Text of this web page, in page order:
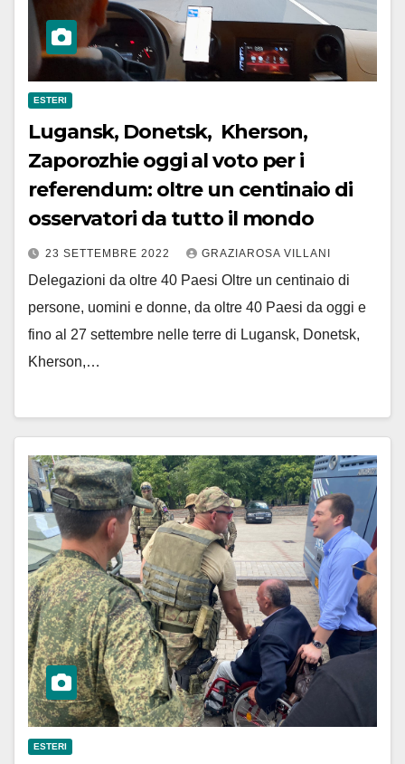
ESTERI
Lugansk, Donetsk, Kherson,
Zaporozhie oggi al voto per i
referendum: oltre un centinaio di
osservatori da tutto il mondo
23 SETTEMBRE 2022 GRAZIAROSA VILLANI
Delegazioni da oltre 40 Paesi Oltre un centinaio di
persone, uomini e donne, da oltre 40 Paesi da oggi e
fino al 27 settembre nelle terre di Lugansk, Donetsk,
Kherson,…
ESTERI